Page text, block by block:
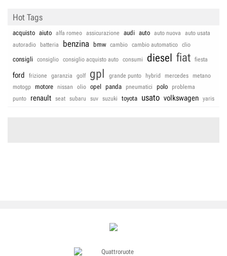
Hot Tags
acquisto aiuto alfa romeo assicurazione audi auto auto nuova
auto usata
autoradio
batteria benzina bmw cambio cambio automatico clio
consigli consiglio consiglio acquisto auto consumi diesel fiat fiesta
ford frizione garanzia golf gpl grande punto hybrid mercedes
metano
motogp
motore nissan olio opel panda pneumatici polo
problema
punto
renault seat subaru suv suzuki toyota usato volkswagen yaris